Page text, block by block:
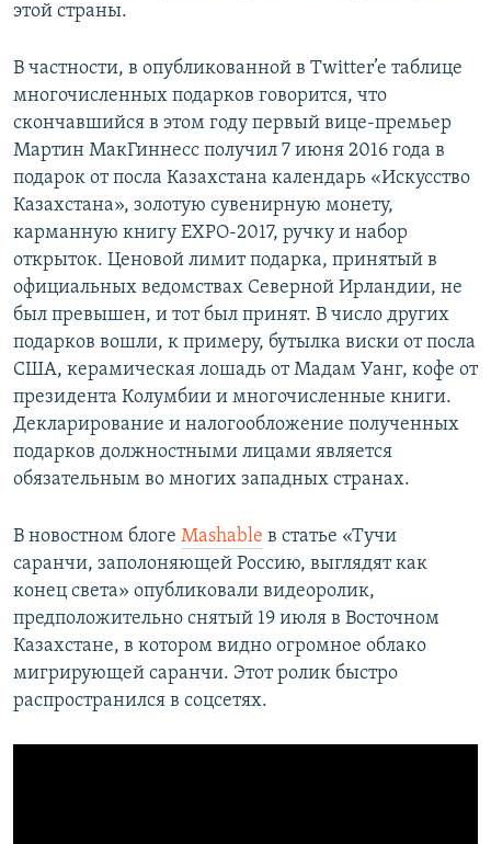
этой страны.
В частности, в опубликованной в Twitter’e таблице
многочисленных подарков говорится, что
скончавшийся в этом году первый вице-премьер
Мартин МакГиннесс получил 7 июня 2016 года в
подарок от посла Казахстана календарь «Искусство
Казахстана», золотую сувенирную монету,
карманную книгу ЕХРО-2017, ручку и набор
открыток. Ценовой лимит подарка, принятый в
официальных ведомствах Северной Ирландии, не
был превышен, и тот был принят. В число других
подарков вошли, к примеру, бутылка виски от посла
США, керамическая лошадь от Мадам Уанг, кофе от
президента Колумбии и многочисленные книги.
Декларирование и налогообложение полученных
подарков должностными лицами является
обязательным во многих западных странах.
В новостном блоге Mashable в статье «Тучи
саранчи, заполоняющей Россию, выглядят как
конец света» опубликовали видеоролик,
предположительно снятый 19 июля в Восточном
Казахстане, в котором видно огромное облако
мигрирующей саранчи. Этот ролик быстро
распространился в соцсетях.